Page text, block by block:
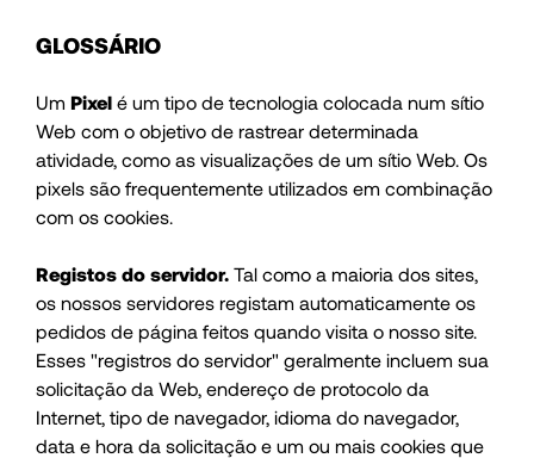
GLOSSÁRIO
Um Pixel é um tipo de tecnologia colocada num sítio
Web com o objetivo de rastrear determinada
atividade, como as visualizações de um sítio Web. Os
pixels são frequentemente utilizados em combinação
com os cookies.
Registos do servidor. Tal como a maioria dos sites,
os nossos servidores registam automaticamente os
pedidos de página feitos quando visita o nosso site.
Esses "registros do servidor" geralmente incluem sua
solicitação da Web, endereço de protocolo da
Internet, tipo de navegador, idioma do navegador,
data e hora da solicitação e um ou mais cookies que